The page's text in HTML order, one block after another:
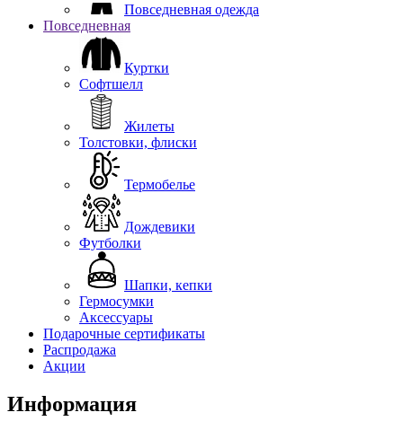
Повседневная одежда
Повседневная
Куртки
Софтшелл
Жилеты
Толстовки, флиски
Термобелье
Дождевики
Футболки
Шапки, кепки
Гермосумки
Аксессуары
Подарочные сертификаты
Распродажа
Акции
Информация